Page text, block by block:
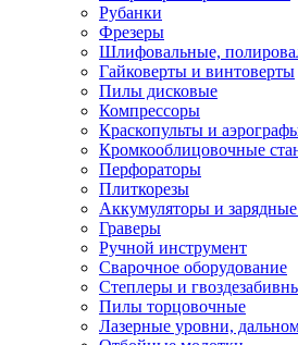
Рубанки
Фрезеры
Шлифовальные,
Гайковерты и винтоверты
Пилы дисковые
Компрессоры
Краскопульты и
Кромкооблицовочные
Перфораторы
Плиткорезы
Аккумуляторы и зарядные
Граверы
Ручной инструмент
Сварочное оборудование
Степлеры и
Пилы торцовочные
Лазерные уровни,